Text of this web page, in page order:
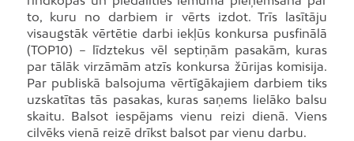
to, kuru no darbiem ir vērts izdot. Trīs lasītāju
visaugstāk vērtētie darbi iekļūs konkursa pusfinālā
(TOP10) – līdztekus vēl septiņām pasakām, kuras
par tālāk virzāmām atzīs konkursa žūrijas komisija.
Par publiskā balsojuma vērtīgākajiem darbiem tiks
uzskatītas tās pasakas, kuras saņems lielāko balsu
skaitu. Balsot iespējams vienu reizi dienā. Viens
cilvēks vienā reizē drīkst balsot par vienu darbu.